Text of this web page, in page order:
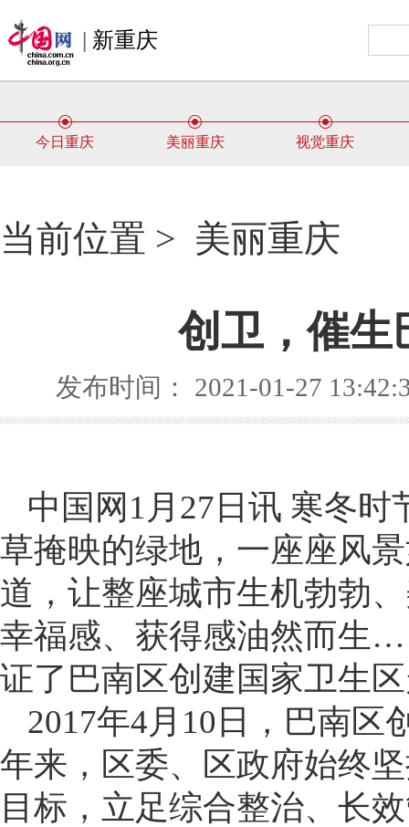
| 新重庆
今日重庆 美丽重庆 视觉重庆
当前位置 > 美丽重庆
创卫，催生
发布时间： 2021-01-27
中国网1月27日讯 寒冬
草掩映的绿地，一座座风
道，让整座城市生机勃勃
幸福感、获得感油然而生
证了巴南区创建国家卫生
2017年4月10日，巴南区
年来，区委、区政府始终
目标，立足综合整治、长